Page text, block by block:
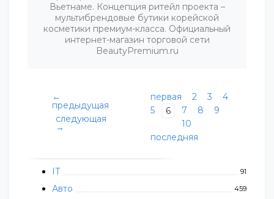
IT 91
Авто 459
Вьетнаме. Концепция ритейл проекта –
мультибрендовые бутики корейской
косметики премиум-класса. Официальный
интернет-магазин торговой сети
BeautyPremium.ru
←
предыдущая
следующая
→
первая 2 3
4
5
6 7 8
9
10
последняя